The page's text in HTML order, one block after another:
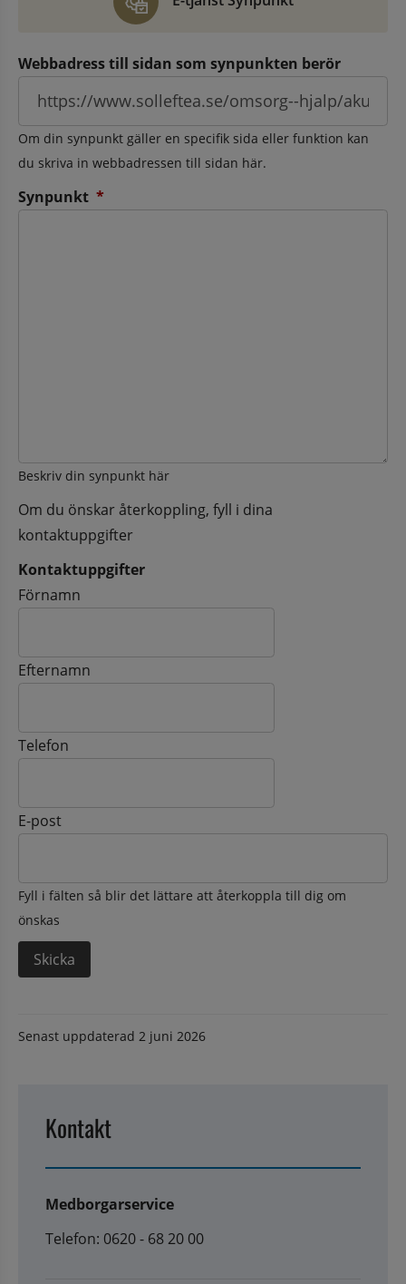
Webbadress till sidan som synpunkten berör
Om din synpunkt gäller en specifik sida eller funktion kan
du skriva in webbadressen till sidan här.
Synpunkt *
Beskriv din synpunkt här
Om du önskar återkoppling, fyll i dina
kontaktuppgifter
Kontaktuppgifter
Kontaktuppgifter
Förnamn
Efternamn
Telefon
E-post
Fyll i fälten så blir det lättare att återkoppla till dig om
önskas
Senast uppdaterad 2 juni 2026
Kontakt
Medborgarservice
Telefon: 0620 - 68 20 00